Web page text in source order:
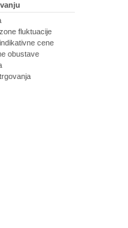
fluktuacije
cene
obustave